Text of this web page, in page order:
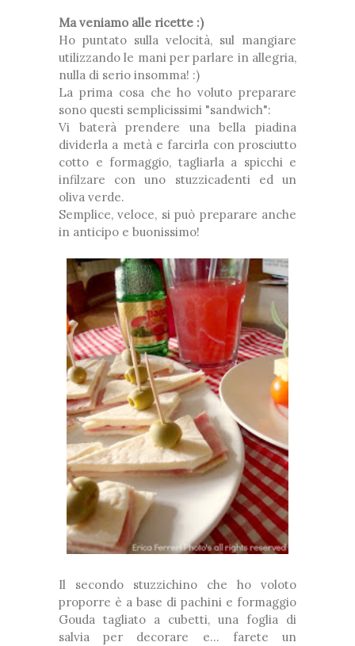
Ma veniamo alle ricette :)
Ho puntato sulla velocità, sul mangiare
utilizzando le mani per parlare in allegria,
nulla di serio insomma! :)
La prima cosa che ho voluto preparare
sono questi semplicissimi "sandwich":
Vi baterà prendere una bella piadina
dividerla a metà e farcirla con prosciutto
cotto e formaggio, tagliarla a spicchi e
infilzare con uno stuzzicadenti ed un
oliva verde.
Semplice, veloce, si può preparare anche
in anticipo e buonissimo!
Il secondo stuzzichino che ho voloto
proporre è a base di pachini e formaggio
Gouda tagliato a cubetti, una foglia di
salvia per decorare e... farete un